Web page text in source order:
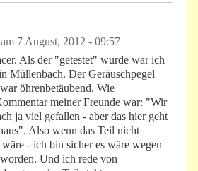
7 August, 2012 - 09:57
Als der "getestet" wurde war ich
Müllenbach. Der Geräuschpegel
öhrenbetäubend. Wie
meiner Freunde war: "Wir
ja viel gefallen - aber das hier geht
Also wenn das Teil nicht
- ich bin sicher es wäre wegen
Und ich rede von